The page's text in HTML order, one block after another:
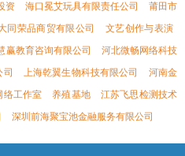
资 海口冕艾玩具有限责任公司
莆田市
同荣品商贸有限公司
文艺创作与表演
赢教育咨询有限公司
河北微畅网络科技
司 上海乾翼生物科技有限公司
河南金
络工作室 养殖基地
江苏飞思检测技术
深圳前海聚宝池金融服务有限公司